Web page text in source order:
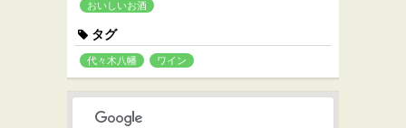
おいしいお酒
タグ
代々木八幡 ワイン